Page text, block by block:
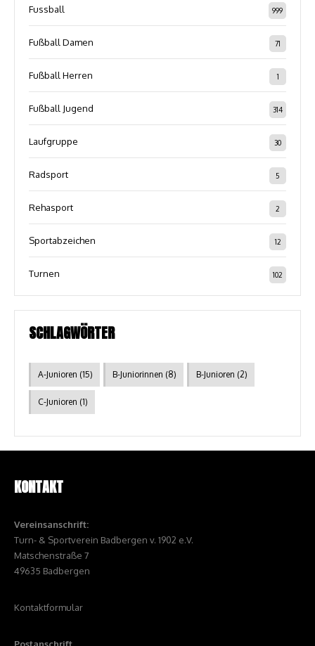
Fussball 999
Fußball Damen 71
Fußball Herren 1
Fußball Jugend 314
Laufgruppe 30
Radsport 5
Rehasport 2
Sportabzeichen 12
Turnen 102
SCHLAGWÖRTER
A-Junioren (15) B-Juniorinnen (8) B-Junioren (2)
C-Junioren (1)
KONTAKT
Vereinsanschrift:
Turn- & Sportverein Badbergen v. 1902 e.V.
Matschenstraße 7
49635 Badbergen
Kontaktformular